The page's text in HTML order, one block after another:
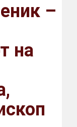
t
–
на